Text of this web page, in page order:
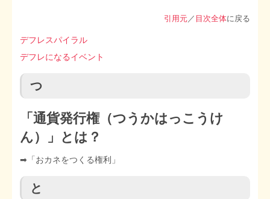
引用元／ 目次全体に戻る
デフレスパイラル
デフレになるイベント
つ
「通貨発行権（つうかはっこうけ
ん）」とは？
➡︎「おカネをつくる権利」
と